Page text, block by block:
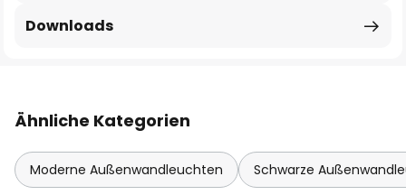
Downloads
Ähnliche Kategorien
Moderne Außenwandleuchten Schwarze